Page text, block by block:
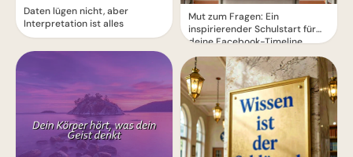
Daten lügen nicht, aber
Interpretation ist alles
Mut zum Fragen: Ein
inspirierender Schulstart für
deine Facebook-Timeline